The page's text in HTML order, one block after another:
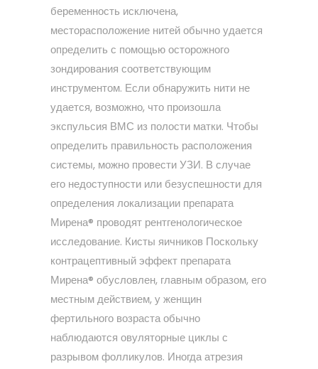
беременность исключена,
месторасположение нитей обычно удается
определить с помощью осторожного
зондирования соответствующим
инструментом. Если обнаружить нити не
удается, возможно, что произошла
экспульсия ВМС из полости матки. Чтобы
определить правильность расположения
системы, можно провести УЗИ. В случае
его недоступности или безуспешности для
определения локализации препарата
Мирена® проводят рентгенологическое
исследование. Кисты яичников Поскольку
контрацептивный эффект препарата
Мирена® обусловлен, главным образом, его
местным действием, у женщин
фертильного возраста обычно
наблюдаются овуляторные циклы с
разрывом фолликулов. Иногда атрезия